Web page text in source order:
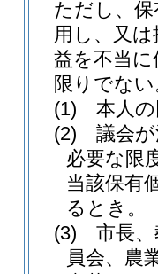
ただし、
用し、又
益を不当
限りでな
(1)
本人
(2)
議会
必要な限
当該保有
るとき。
(3)
市長
員会、農